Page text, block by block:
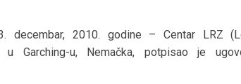
decembar, 2010. godine – Centar LRZ
u Garching-u, Nemačka, potpisao je